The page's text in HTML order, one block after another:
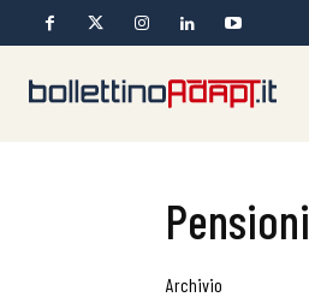
Archivio